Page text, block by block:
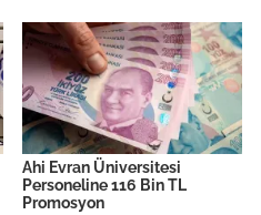
Ahi Evran Üniversitesi
Personeline 116 Bin TL
Promosyon